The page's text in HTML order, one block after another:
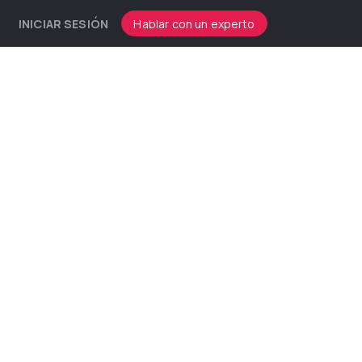
INICIAR SESIÓN Hablar con un experto